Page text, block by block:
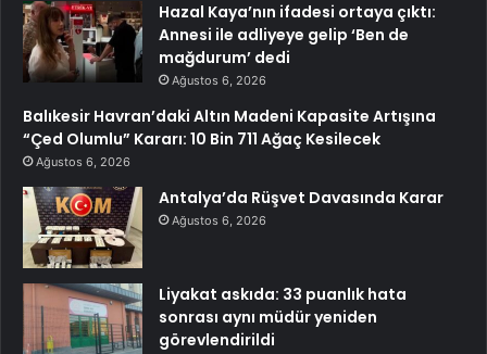
Hazal Kaya’nın ifadesi ortaya çıktı:
Annesi ile adliyeye gelip ‘Ben de
mağdurum’ dedi
Ağustos 6, 2026
Balıkesir Havran’daki Altın Madeni Kapasite Artışına
“Çed Olumlu” Kararı: 10 Bin 711 Ağaç Kesilecek
Ağustos 6, 2026
Antalya’da Rüşvet Davasında Karar
Ağustos 6, 2026
Liyakat askıda: 33 puanlık hata
sonrası aynı müdür yeniden
görevlendirildi